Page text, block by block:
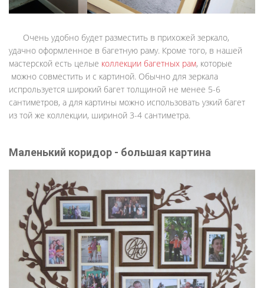
Очень удобно будет разместить в прихожей зеркало,
удачно оформленное в багетную раму. Кроме того, в нашей
мастерской есть целые коллекции багетных рам, которые
можно совместить и с картиной. Обычно для зеркала
испрользуется широкий багет толщиной не менее 5-6
сантиметров, а для картины можно использовать узкий багет
из той же коллекции, шириной 3-4 сантиметра.
Маленький коридор - большая картина